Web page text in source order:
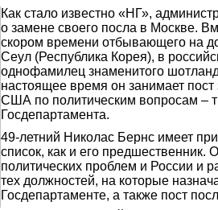
Как стало известно «НГ»,
о замене своего посла в Москве.
скором времени отбывающего на
Сеул (Республика Корея), в
однофамилец знаменитого
настоящее время он занимает пост
США по политическим вопросам –
Госдепартамента.
49-летний Николас Бернс имеет
список, как и его предшественник.
политических проблем и России и
тех должностей, на которые
Госдепартаменте, а также пост